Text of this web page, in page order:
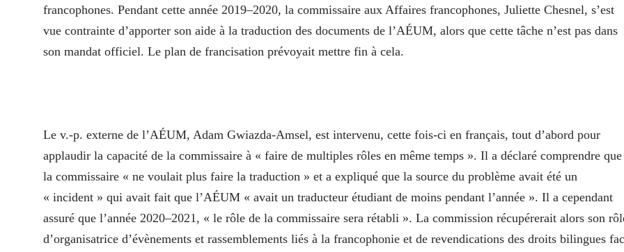
francophones. Pendant cette année 2019–2020, la commissaire aux Affaires francophones, Juliette Chesnel, s’est
vue contrainte d’apporter son aide à la traduction des documents de l’AÉUM, alors que cette tâche n’est pas dans
son mandat officiel. Le plan de francisation prévoyait mettre fin à cela.
Le v.-p. externe de l’AÉUM, Adam Gwiazda-Amsel, est intervenu, cette fois-ci en français, tout d’abord pour
applaudir la capacité de la commissaire à « faire de multiples rôles en même temps ». Il a déclaré comprendre que
la commissaire « ne voulait plus faire la traduction » et a expliqué que la source du problème avait été un
« incident » qui avait fait que l’AÉUM « avait un traducteur étudiant de moins pendant l’année ». Il a cependant
assuré que l’année 2020–2021, « le rôle de la commissaire sera rétabli ». La commission récupérerait alors son
d’organisatrice d’évènements et rassemblements liés à la francophonie et de revendications des droits bilingues